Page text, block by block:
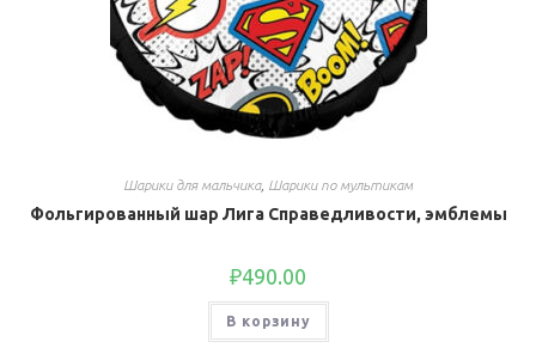
Шарики для мальчика, Шарики по мультикам
Фольгированный шар Лига Справедливости, эмблемы
₽490.00
В корзину